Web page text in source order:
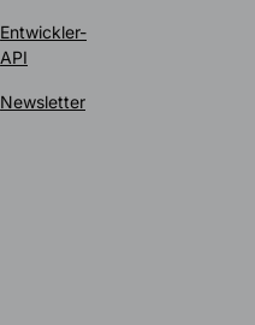
Entwickler-
API
Newsletter